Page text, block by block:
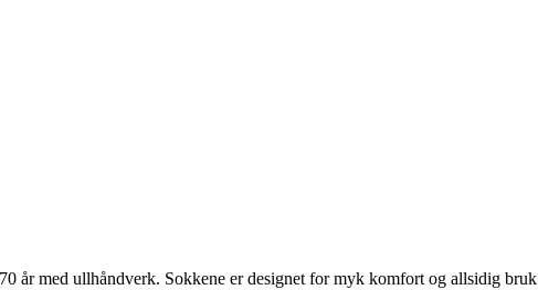
år med ullhåndverk. Sokkene er designet for myk komfort og allsidig